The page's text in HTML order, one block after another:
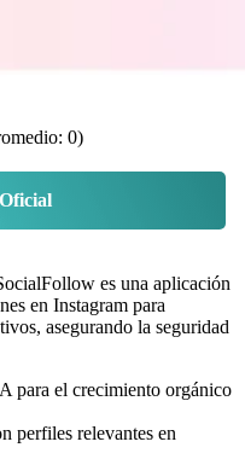
0)
es una aplicación
en Instagram para
asegurando la seguridad
para el crecimiento orgánico
perfiles relevantes en